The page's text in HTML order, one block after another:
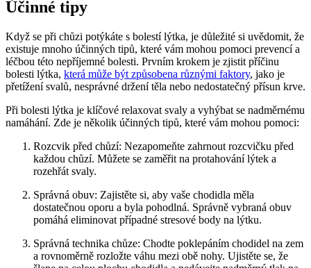
Účinné tipy
Když se při chůzi potýkáte s bolestí lýtka, je důležité si uvědomit, že
existuje mnoho účinných tipů, které vám mohou pomoci prevencí a
léčbou této nepříjemné bolesti. Prvním krokem je zjistit příčinu
bolesti lýtka, která může být způsobena různými faktory, jako je
přetížení svalů, nesprávné držení těla nebo nedostatečný přísun krve.
Při bolesti lýtka je klíčové relaxovat svaly a vyhýbat se nadměrnému
namáhání. Zde je několik účinných tipů, které vám mohou pomoci:
Rozcvik před chůzí: Nezapomeňte zahrnout rozcvičku před
každou chůzí. Můžete se zaměřit na protahování lýtek a
rozehřát svaly.
Správná obuv: Zajistěte si, aby vaše chodidla měla
dostatečnou oporu a byla pohodlná. Správně vybraná obuv
pomáhá eliminovat případné stresové body na lýtku.
Správná technika chůze: Chodte poklepáním chodidel na zem
a rovnoměrně rozložte váhu mezi obě nohy. Ujistěte se, že